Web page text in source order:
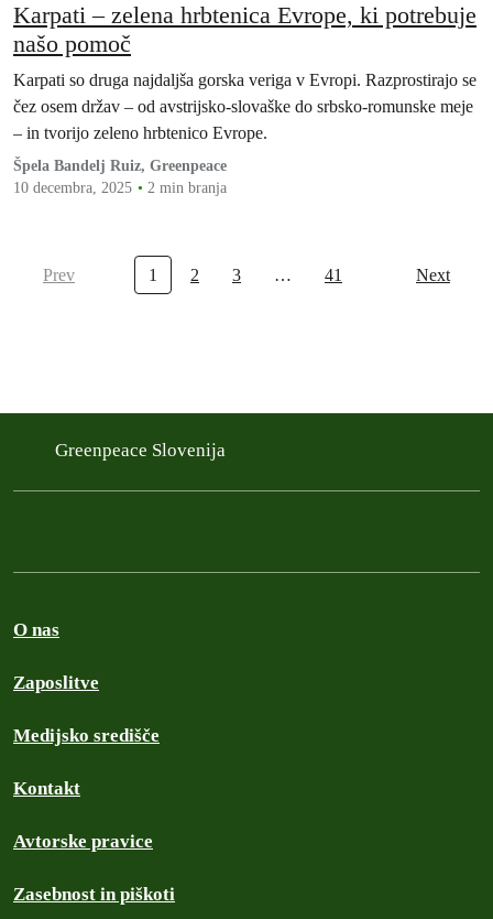
Karpati – zelena hrbtenica Evrope, ki potrebuje
našo pomoč
Karpati so druga najdaljša gorska veriga v Evropi. Razprostirajo se
čez osem držav – od avstrijsko-slovaške do srbsko-romunske meje
– in tvorijo zeleno hrbtenico Evrope.
Špela Bandelj Ruiz, Greenpeace
10 decembra, 2025
2 min branja
Prev 1 2 3 … 41 Next
Greenpeace Slovenija
O nas
Zaposlitve
Medijsko središče
Kontakt
Avtorske pravice
Zasebnost in piškoti